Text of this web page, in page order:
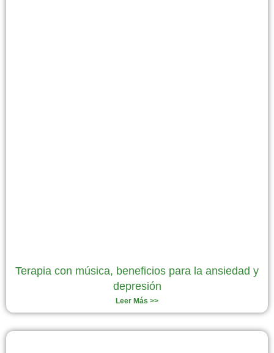
Terapia con música, beneficios para la ansiedad y
depresión
Leer Más >>